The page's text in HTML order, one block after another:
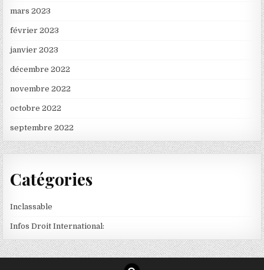
mars 2023
février 2023
janvier 2023
décembre 2022
novembre 2022
octobre 2022
septembre 2022
Catégories
Inclassable
Infos Droit International: